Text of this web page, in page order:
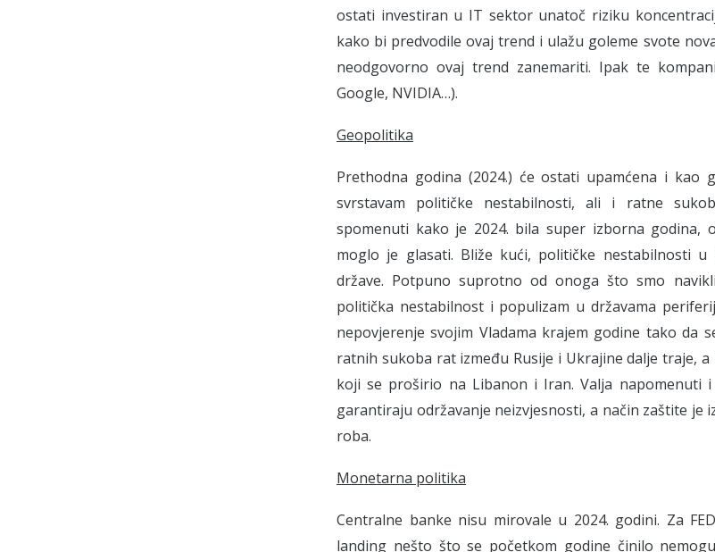
ostati investiran u IT sektor unatoč riziku
kako bi predvodile ovaj trend i ulažu goleme svote
neodgovorno ovaj trend zanemariti. Ipak te
Google, NVIDIA…).
Geopolitika
Prethodna godina (2024.) će ostati upamćena i kao
svrstavam političke nestabilnosti, ali i ratne
spomenuti kako je 2024. bila super izborna godina,
moglo je glasati. Bliže kući, političke nestabilnosti
države. Potpuno suprotno od onoga što smo
politička nestabilnost i populizam u državama
nepovjerenje svojim Vladama krajem godine tako da
ratnih sukoba rat između Rusije i Ukrajine dalje traje,
koji se proširio na Libanon i Iran. Valja napomenuti
garantiraju održavanje neizvjesnosti, a način zaštite je
roba.
Monetarna politika
Centralne banke nisu mirovale u 2024. godini. Za
landing nešto što se početkom godine činilo